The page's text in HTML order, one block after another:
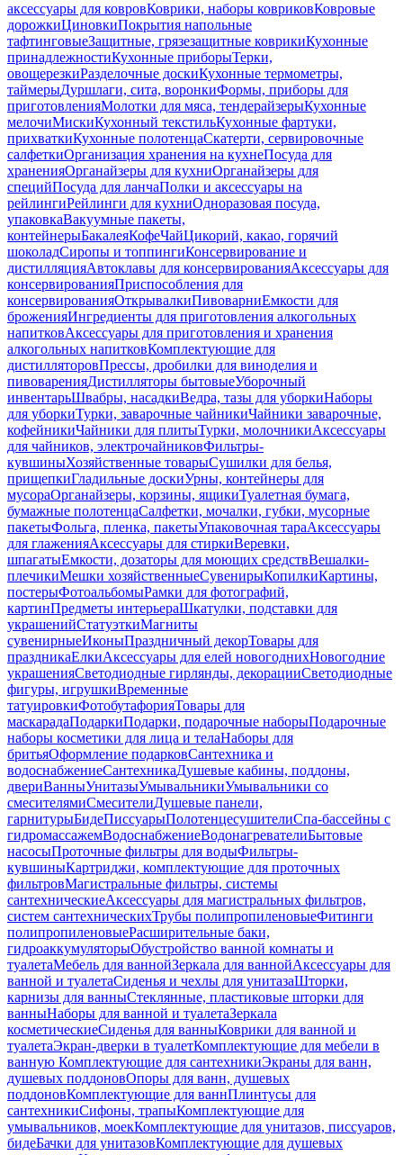
аксессуары для ковровКоврики, наборы ковриковКовровые
дорожкиЦиновкиПокрытия напольные
тафтинговыеЗащитные, грязезащитные коврикиКухонные
принадлежностиКухонные приборыТерки,
овощерезкиРазделочные доскиКухонные термометры,
таймерыДуршлаги, сита, воронкиФормы, приборы для
приготовленияМолотки для мяса, тендерайзерыКухонные
мелочиМискиКухонный текстильКухонные фартуки,
прихваткиКухонные полотенцаСкатерти, сервировочные
салфеткиОрганизация хранения на кухнеПосуда для
храненияОрганайзеры для кухниОрганайзеры для
специйПосуда для ланчаПолки и аксессуары на
рейлингиРейлинги для кухниОдноразовая посуда,
упаковкаВакуумные пакеты,
контейнерыБакалеяКофеЧайЦикорий, какао, горячий
шоколадСиропы и топпингиКонсервирование и
дистилляцияАвтоклавы для консервированияАксессуары для
консервированияПриспособления для
консервированияОткрывалкиПивоварниЕмкости для
броженияИнгредиенты для приготовления алкогольных
напитковАксессуары для приготовления и хранения
алкогольных напитковКомплектующие для
дистилляторовПрессы, дробилки для виноделия и
пивоваренияДистилляторы бытовыеУборочный
инвентарьШвабры, насадкиВедра, тазы для уборкиНаборы
для уборкиТурки, заварочные чайникиЧайники заварочные,
кофейникиЧайники для плитыТурки, молочникиАксессуары
для чайников, электрочайниковФильтры-
кувшиныХозяйственные товарыСушилки для белья,
прищепкиГладильные доскиУрны, контейнеры для
мусораОрганайзеры, корзины, ящикиТуалетная бумага,
бумажные полотенцаСалфетки, мочалки, губки, мусорные
пакетыФольга, пленка, пакетыУпаковочная тараАксессуары
для глаженияАксессуары для стиркиВеревки,
шпагатыЕмкости, дозаторы для моющих средствВешалки-
плечикиМешки хозяйственныеСувенирыКопилкиКартины,
постерыФотоальбомыРамки для фотографий,
картинПредметы интерьераШкатулки, подставки для
украшенийСтатуэткиМагниты
сувенирныеИконыПраздничный декорТовары для
праздникаЕлкиАксессуары для елей новогоднихНовогодние
украшенияСветодиодные гирлянды, декорацииСветодиодные
фигуры, игрушкиВременные
татуировкиФотобутафорияТовары для
маскарадаПодаркиПодарки, подарочные наборыПодарочные
наборы косметики для лица и телаНаборы для
бритьяОформление подарковСантехника и
водоснабжениеСантехникаДушевые кабины, поддоны,
двериВанныУнитазыУмывальникиУмывальники со
смесителямиСмесителиДушевые панели,
гарнитурыБидеПиссуарыПолотенцесушителиСпа-бассейны с
гидромассажемВодоснабжениеВодонагревателиБытовые
насосыПроточные фильтры для водыФильтры-
кувшиныКартриджи, комплектующие для проточных
фильтровМагистральные фильтры, системы
сантехническиеАксессуары для магистральных фильтров,
систем сантехническихТрубы полипропиленовыеФитинги
полипропиленовыеРасширительные баки,
гидроаккумуляторыОбустройство ванной комнаты и
туалетаМебель для ваннойЗеркала для ваннойАксессуары для
ванной и туалетаСиденья и чехлы для унитазаШторки,
карнизы для ванныСтеклянные, пластиковые шторки для
ванныНаборы для ванной и туалетаЗеркала
косметическиеСиденья для ванныКоврики для ванной и
туалетаЭкран-дверки в туалетКомплектующие для мебели в
ванную Комплектующие для сантехникиЭкраны для ванн,
душевых поддоновОпоры для ванн, душевых
поддоновКомплектующие для ваннПлинтусы для
сантехникиСифоны, трапыКомплектующие для
умывальников, моекКомплектующие для унитазов, писсуаров,
бидеБачки для унитазовКомплектующие для душевых